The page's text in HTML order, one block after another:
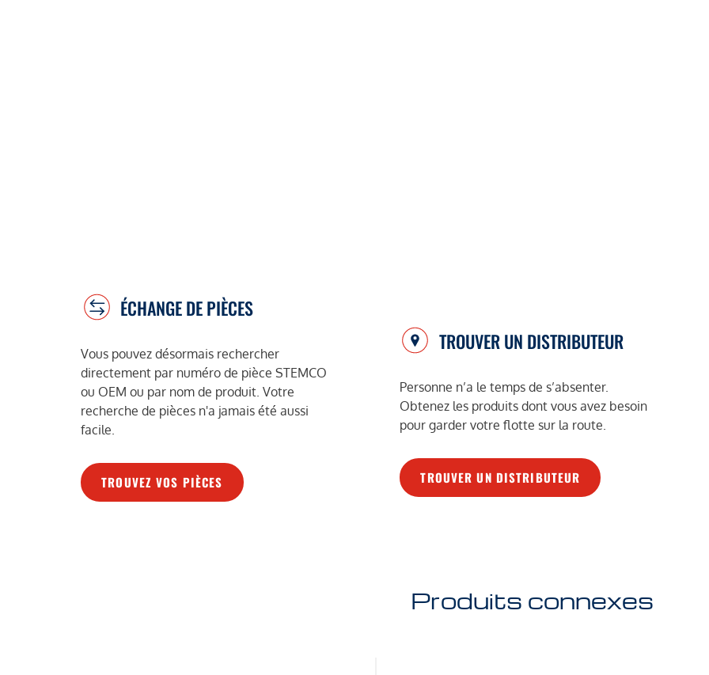
ÉCHANGE DE PIÈCES
Vous pouvez désormais rechercher
directement par numéro de pièce STEMCO
ou OEM ou par nom de produit. Votre
recherche de pièces n'a jamais été aussi
facile.
TROUVEZ VOS PIÈCES
TROUVER UN DISTRIBUTEUR
Personne n’a le temps de s’absenter.
Obtenez les produits dont vous avez besoin
pour garder votre flotte sur la route.
TROUVER UN DISTRIBUTEUR
Produits connexes